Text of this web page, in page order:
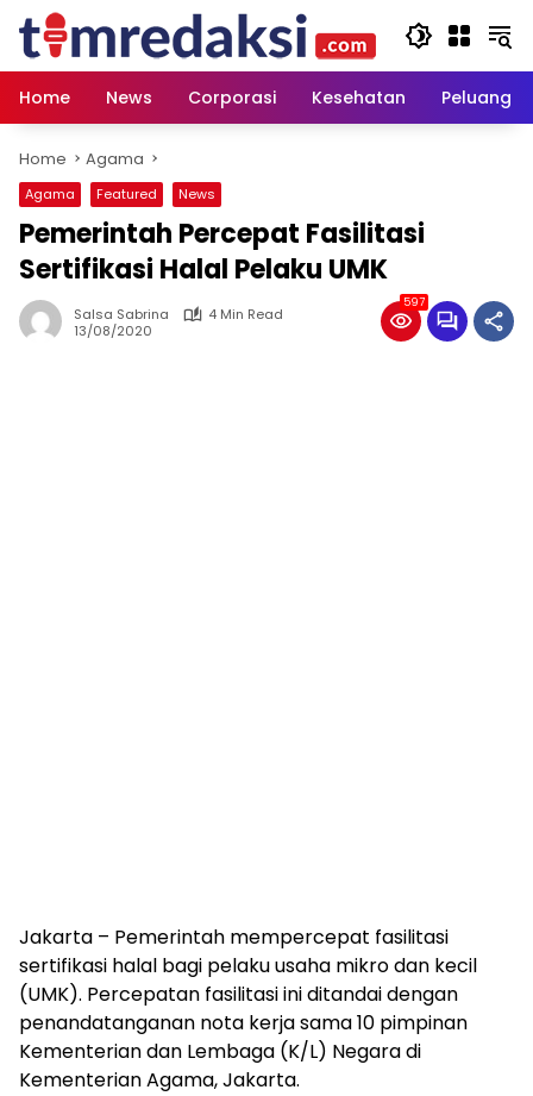
content
Home
News Corporasi Kesehatan Peluang
Home Agama
Agama Featured News
Pemerintah Percepat Fasilitasi
Sertifikasi Halal Pelaku UMK
Salsa Sabrina
4 Min Read
13/08/2020
597
Jakarta – Pemerintah mempercepat fasilitasi
sertifikasi halal bagi pelaku usaha mikro dan kecil
(UMK). Percepatan fasilitasi ini ditandai dengan
penandatanganan nota kerja sama 10 pimpinan
Kementerian dan Lembaga (K/L) Negara di
Kementerian Agama, Jakarta.